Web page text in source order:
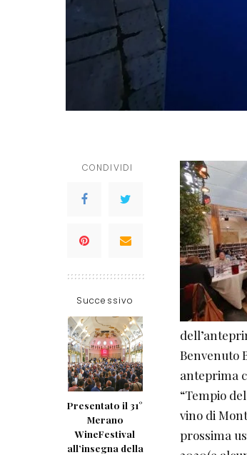
CONDIVIDI
Successivo
Presentato il 31°
Merano
WineFestival
all’insegna della
Benvenuto
anteprima
“Tempio
vino di
prossima